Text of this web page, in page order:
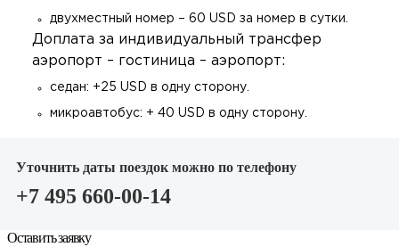
двухместный номер – 60 USD за номер в сутки.
Доплата за индивидуальный трансфер
аэропорт – гостиница – аэропорт:
седан: +25 USD в одну сторону.
микроавтобус: + 40 USD в одну сторону.
Уточнить даты поездок можно по телефону
+7 495 660-00-14
Оставить заявку